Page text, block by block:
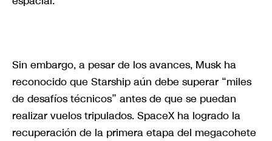
Sin embargo, a pesar de los avances, Musk ha
reconocido que Starship aún debe superar “miles
de desafíos técnicos” antes de que se puedan
realizar vuelos tripulados. SpaceX ha logrado la
recuperación de la primera etapa del megacohete